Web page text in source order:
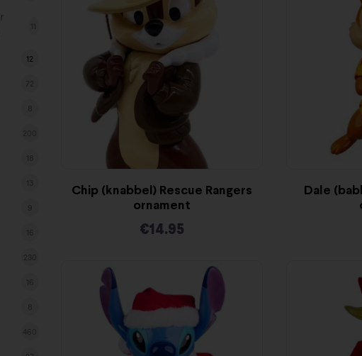
12
Chip (knabbel) Rescue Rangers
ornament
€14.95
Dale